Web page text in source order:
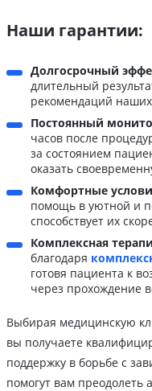
Наши гарантии:
Долгосрочный
длительный
рекомендаций
Постоянный
часов после
за состоянием
оказать
Комфортные
помощь в уютной и
способствует их
Комплексная
благодаря
готовя пациента к
через прохождение
Выбирая медицинскую
вы получаете
поддержку в борьбе с
помогут вам преодолеть